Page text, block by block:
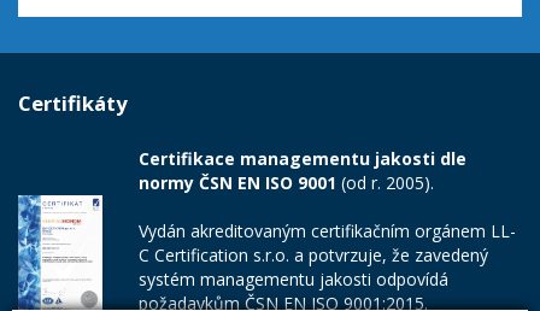
Certifikáty
Certifikace managementu jakosti dle
normy ČSN EN ISO 9001 (od r. 2005).
Vydán akreditovaným certifikačním orgánem LL-
C Certification s.r.o. a potvrzuje, že zavedený
systém managementu jakosti odpovídá
požadavkům ČSN EN ISO 9001:2015.